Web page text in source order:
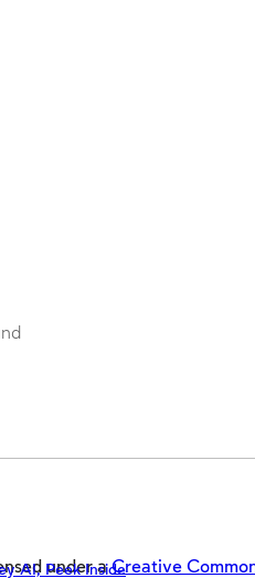
under aCreative
AI, Peek Inside